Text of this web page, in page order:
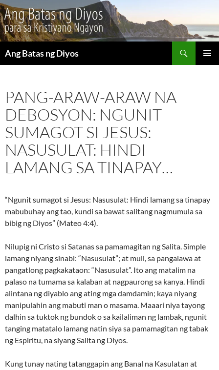
Ang Batas ng Diyos
PANG-ARAW-ARAW NA
DEBOSYON: NGUNIT
SUMAGOT SI JESUS:
NASUSULAT: HINDI
LAMANG SA TINAPAY…
“Ngunit sumagot si Jesus: Nasusulat: Hindi lamang sa tinapay
mabubuhay ang tao, kundi sa bawat salitang nagmumula sa
bibig ng Diyos” (Mateo 4:4).
Nilupig ni Cristo si Satanas sa pamamagitan ng Salita. Simple
lamang niyang sinabi: “Nasusulat”; at muli, sa pangalawa at
pangatlong pagkakataon: “Nasusulat”. Ito ang matalim na
palaso na tumama sa kalaban at nagpaurong sa kanya. Hindi
alintana ng diyablo ang ating mga damdamin; kaya niyang
manipulahin ang mabuti man o masama. Maaari niya tayong
dalhin sa tuktok ng bundok o sa kailaliman ng lambak, ngunit
tanging matatalo lamang natin siya sa pamamagitan ng tabak
ng Espiritu, na siyang Salita ng Diyos.
Kung tunay nating tatanggapin ang Banal na Kasulatan at